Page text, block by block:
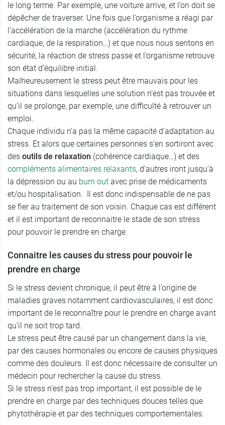
le long terme. Par exemple, une voiture arrive, et l’on doit se
dépêcher de traverser. Une fois que l’organisme a réagi par
l’accélération de la marche (accélération du rythme
cardiaque, de la respiration…) et que nous nous sentons en
sécurité, la réaction de stress passe et l’organisme retrouve
son état d’équilibre initial.
Malheureusement le stress peut être mauvais pour les
situations dans lesquelles une solution n’est pas trouvée et
qu’il se prolonge, par exemple, une difficulté à retrouver un
emploi.
Chaque individu n’a pas la même capacité d’adaptation au
stress. Et alors que certaines personnes s’en sortiront avec
des outils de relaxation (cohérence cardiaque…) et des
compléments alimentaires relaxants, d’autres iront jusqu’à
la dépression ou au burn out avec prise de médicaments
et/ou hospitalisation. Il est donc indispensable de ne pas
se fier au traitement de son voisin. Chaque cas est différent
et il est important de reconnaitre le stade de son stress
pour pouvoir le prendre en charge.
Connaitre les causes du stress pour pouvoir le
prendre en charge
Si le stress devient chronique, il peut être à l’origine de
maladies graves notamment cardiovasculaires, il est donc
important de le reconnaître pour le prendre en charge avant
qu’il ne soit trop tard.
Le stress peut être causé par un changement dans la vie,
par des causes hormonales ou encore de causes physiques
comme des douleurs. Il est donc nécessaire de consulter un
médecin pour rechercher la cause du stress.
Si le stress n’est pas trop important, il est possible de le
prendre en charge par des techniques douces telles que
phytothérapie et par des techniques comportementales.